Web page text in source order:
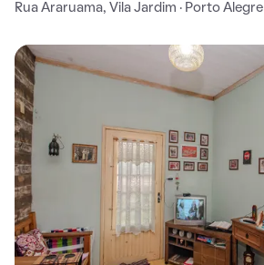
Rua Araruama, Vila Jardim · Porto Alegre